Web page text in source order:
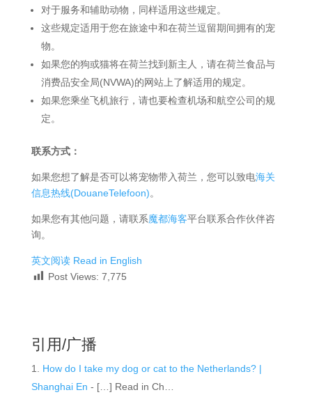
对于服务和辅助动物，同样适用这些规定。
这些规定适用于您在旅途中和在荷兰逗留期间拥有的宠
物。
如果您的狗或猫将在荷兰找到新主人，请在荷兰食品与
消费品安全局(NVWA)的网站上了解适用的规定。
如果您乘坐飞机旅行，请也要检查机场和航空公司的规
定。
联系方式：
如果您想了解是否可以将宠物带入荷兰，您可以致电海关
信息热线(DouaneTelefoon)。
如果您有其他问题，请联系魔都海客平台联系合作伙伴咨
询。
英文阅读 Read in English
Post Views: 7,775
引用/广播
How do I take my dog or cat to the Netherlands? |
Shanghai En - […] Read in Ch…